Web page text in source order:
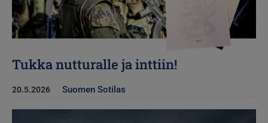
Tukka nutturalle ja inttiin!
20.5.2026 Suomen Sotilas